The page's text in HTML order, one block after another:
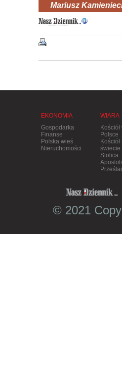
Mariusz
EKONOMIA
Gospodarka
Finanse
Polska wieś
Nieruchomości
WIARA
Kościół
Polsce
Kościół
świecie
Stolica
© 2021